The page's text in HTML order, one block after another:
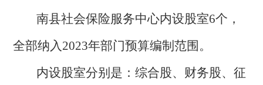
南县社会保险服务中心内设股室6个，
全部纳入2023年部门预算编制范围。
内设股室分别是：综合股、财务股、征